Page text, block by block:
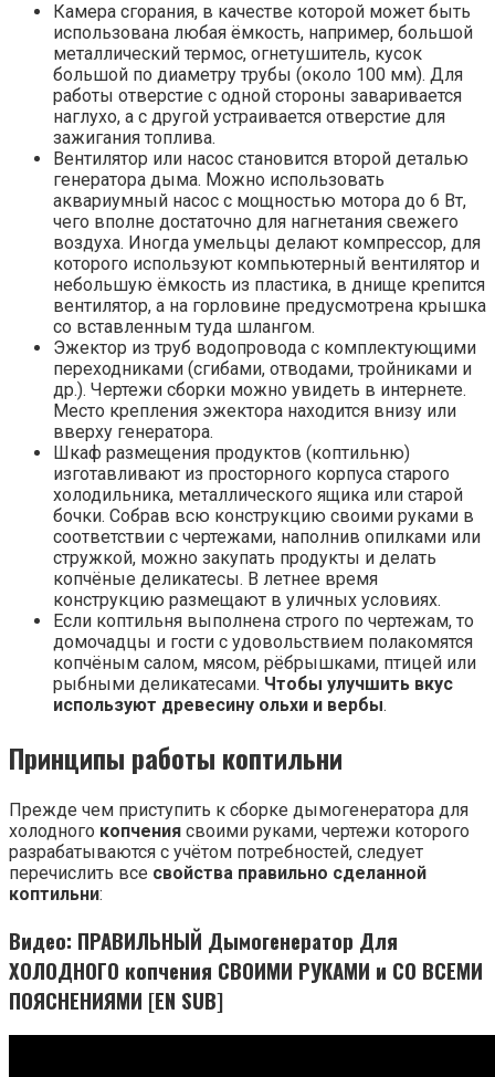
Камера сгорания, в качестве которой может быть
использована любая ёмкость, например, большой
металлический термос, огнетушитель, кусок
большой по диаметру трубы (около 100 мм). Для
работы отверстие с одной стороны заваривается
наглухо, а с другой устраивается отверстие для
зажигания топлива.
Вентилятор или насос становится второй деталью
генератора дыма. Можно использовать
аквариумный насос с мощностью мотора до 6 Вт,
чего вполне достаточно для нагнетания свежего
воздуха. Иногда умельцы делают компрессор, для
которого используют компьютерный вентилятор и
небольшую ёмкость из пластика, в днище крепится
вентилятор, а на горловине предусмотрена крышка
со вставленным туда шлангом.
Эжектор из труб водопровода с комплектующими
переходниками (сгибами, отводами, тройниками и
др.). Чертежи сборки можно увидеть в интернете.
Место крепления эжектора находится внизу или
вверху генератора.
Шкаф размещения продуктов (коптильню)
изготавливают из просторного корпуса старого
холодильника, металлического ящика или старой
бочки. Собрав всю конструкцию своими руками в
соответствии с чертежами, наполнив опилками или
стружкой, можно закупать продукты и делать
копчёные деликатесы. В летнее время
конструкцию размещают в уличных условиях.
Если коптильня выполнена строго по чертежам, то
домочадцы и гости с удовольствием полакомятся
копчёным салом, мясом, рёбрышками, птицей или
рыбными деликатесами. Чтобы улучшить вкус
используют древесину ольхи и вербы.
Принципы работы коптильни
Прежде чем приступить к сборке дымогенератора для
холодного копчения своими руками, чертежи которого
разрабатываются с учётом потребностей, следует
перечислить все свойства правильно сделанной
коптильни:
Видео: ПРАВИЛЬНЫЙ Дымогенератор Для
ХОЛОДНОГО копчения СВОИМИ РУКАМИ и СО ВСЕМИ
ПОЯСНЕНИЯМИ [EN SUB]